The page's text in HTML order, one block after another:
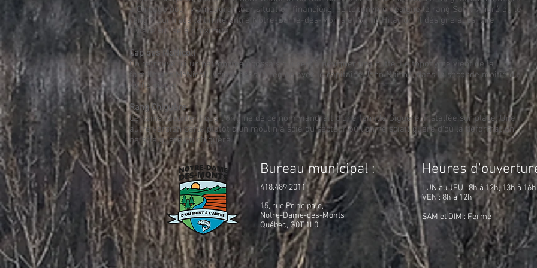
à Chicago pour y améliorer leur situation financière. Ce toponyme désigne le rang Saint-André ou le
rang 7 qui trace la limite entre Notre-Dame-des-Monts et Saint-Hilarion. Il désigne aussi une
rivière située à proximité.
Cap des McNicoll
On retrouve ici un patronyme écossais qui sert à désigner une butte. Le toponyme vient de la
famille des McNicoll, venue dans la région avec le capitaine John Nairne, dans la seconde moitié du
XVIIIe siècle.
Rang Chiguère
Certains racontent que l’origine de ce nom viendrait d’une famille Giguère, installée sur place. Une
autre version parle plutôt d’un moulin à scie du secteur où l’on ne sciait guère d’où la déformation
ne scie guère ou chiguère.
Bureau municipal :
418.489.2011
15, rue Principale,
Notre-Dame-des-Monts
Québec, G0T 1L0
Heures
LUN au JEU : 8h à 12h, 13h à 16h
VEN : 8h à 12h
SAM et DIM : Fermé